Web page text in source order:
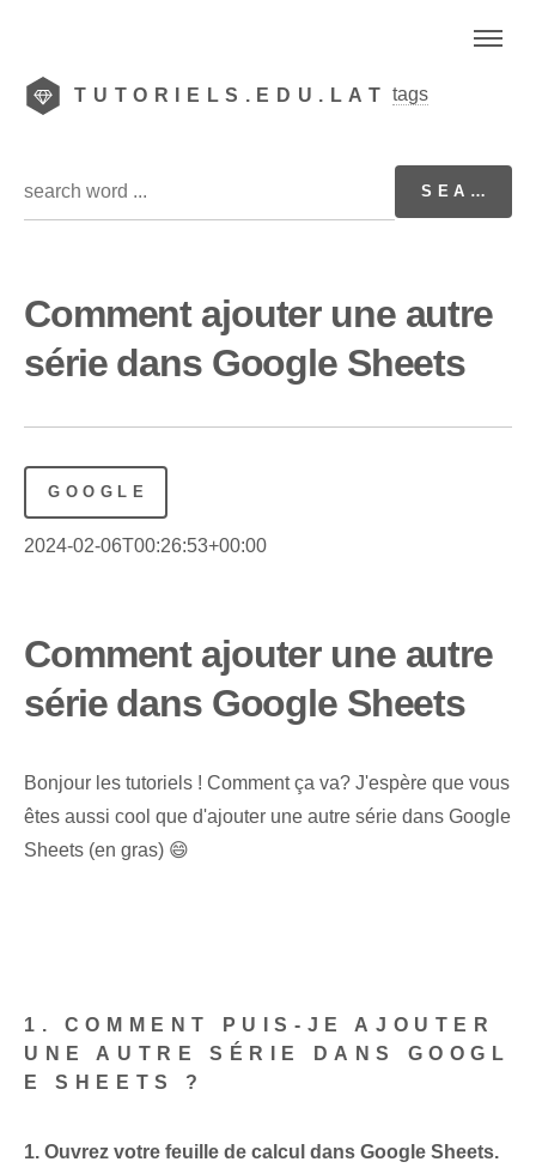
TUTORIELS.EDU.LAT tags
Comment ajouter une autre
série dans Google Sheets
GOOGLE
2024-02-06T00:26:53+00:00
Comment ajouter une autre
série dans Google Sheets
Bonjour les tutoriels ! Comment ça va? J'espère que vous
êtes aussi cool que d'ajouter une autre série dans Google
Sheets (en gras) 😄
1. COMMENT PUIS-JE AJOUTER
UNE AUTRE SÉRIE DANS GOOGL
E SHEETS ?
1. Ouvrez votre feuille de calcul dans Google Sheets.